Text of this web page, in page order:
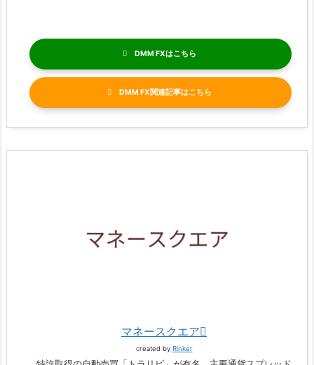
DMM FX
DMM FX関連記事
マネースクエア
created by Rinker